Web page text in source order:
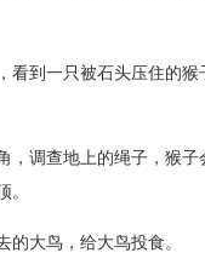
看到一只被石头压住的猴
，调查地上的绳子，猴子
。
的大鸟，给大鸟投食。